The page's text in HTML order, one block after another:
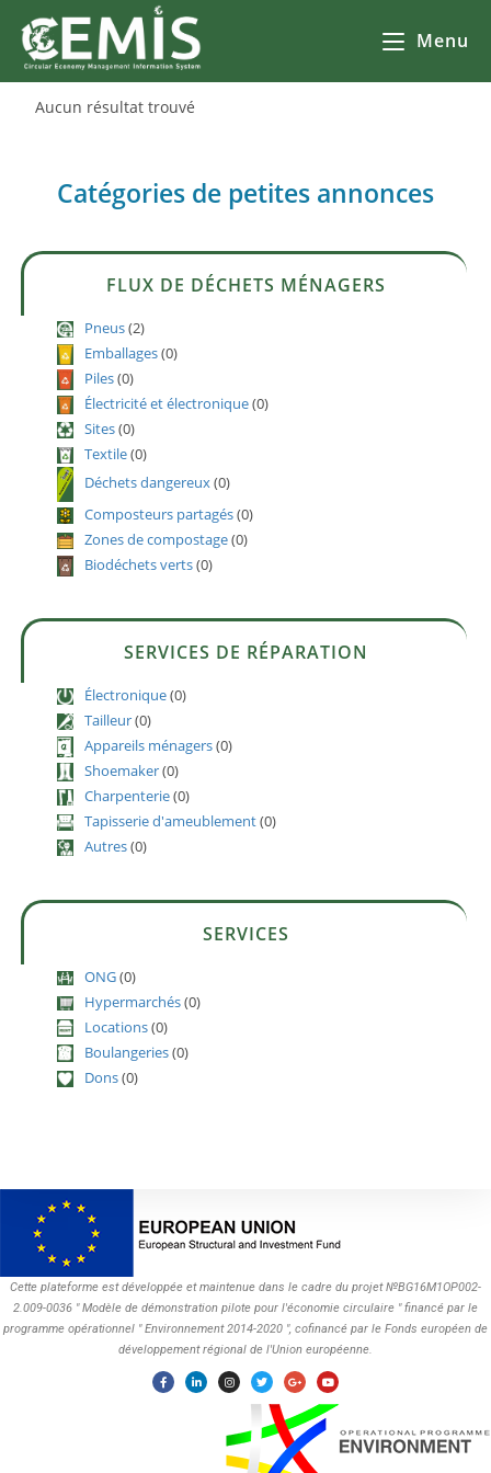
Menu
Aucun résultat trouvé
Catégories de petites annonces
FLUX DE DÉCHETS MÉNAGERS
Pneus(2)
Emballages(0)
Piles(0)
Électricité et électronique(0)
Sites(0)
Textile(0)
Déchets dangereux(0)
Composteurs partagés(0)
Zones de compostage(0)
Biodéchets verts(0)
SERVICES DE RÉPARATION
Électronique(0)
Tailleur(0)
Appareils ménagers(0)
Shoemaker(0)
Charpenterie(0)
Tapisserie d'ameublement(0)
Autres(0)
SERVICES
ONG(0)
Hypermarchés(0)
Locations(0)
Boulangeries(0)
Dons(0)
Cette plateforme est développée et maintenue dans le cadre du projet №BG16M1OP002-
2.009-0036 " Modèle de démonstration pilote pour l'économie circulaire " financé par le
programme opérationnel " Environnement 2014-2020 ", cofinancé par le Fonds européen de
développement régional de l'Union européenne.